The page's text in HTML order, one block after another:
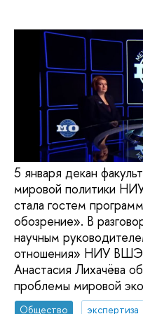
5 января декан
мировой политики
стала гостем
обозрение». В
научным
отношения» НИУ
Анастасия Лихачёва
проблемы мировой
Общество экспертиза